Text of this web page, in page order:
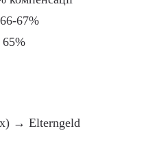
67%
65%
→ Elterngeld